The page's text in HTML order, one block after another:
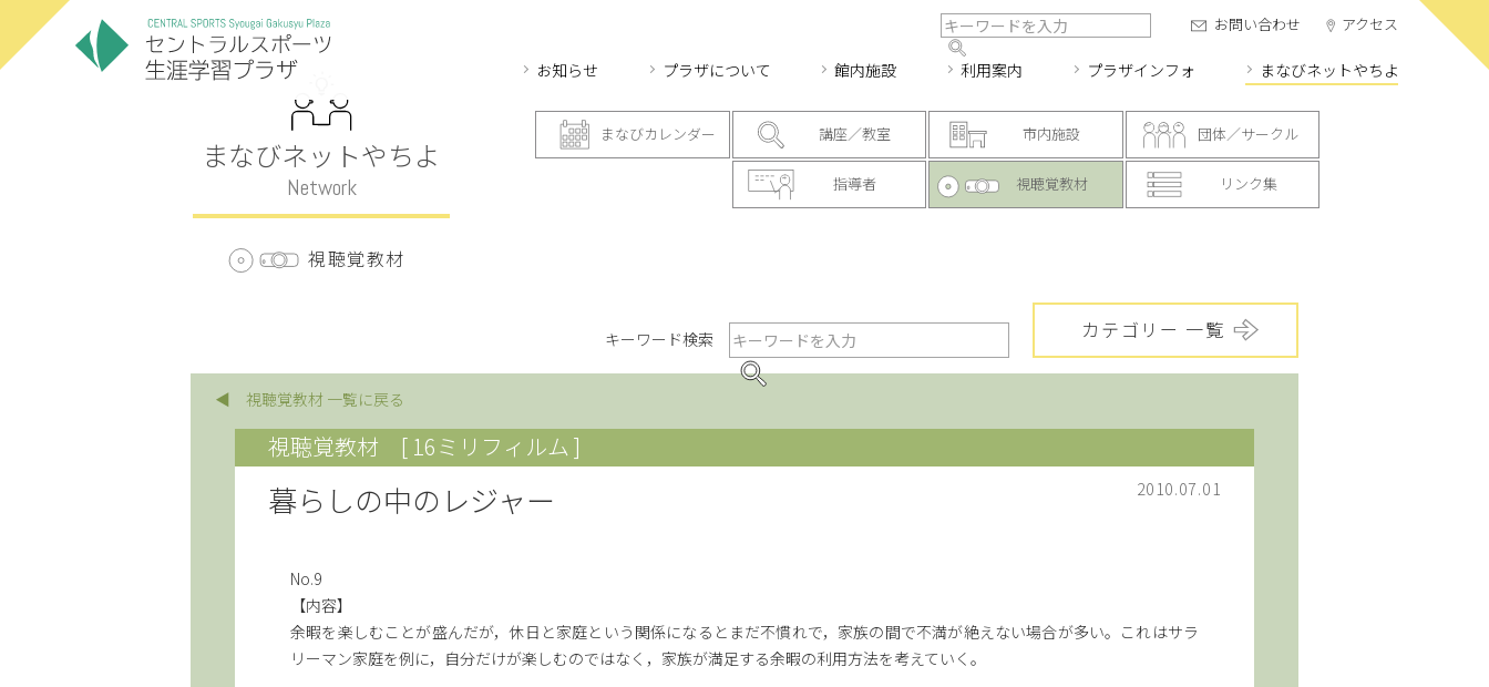
お知らせ プラザについて 館内施設 利用案内 プラザインフォ まなびネットやちよ
お問い合わせ アクセス
まなびネットやちよ
Network
視聴覚教材
まなびカレンダー 講座／教室 市内施設 団体／サークル
指導者 視聴覚教材 リンク集
キーワード検索 カテゴリー 一覧
◀ 視聴覚教材 一覧に戻る
視聴覚教材 [ 16ミリフィルム ]
2010.07.01
暮らしの中のレジャー
No.9
【内容】
余暇を楽しむことが盛んだが，休日と家庭という関係になるとまだ不慣れで，家族の間で不満が絶えない場合が多い。これはサラ
リーマン家庭を例に，自分だけが楽しむのではなく，家族が満足する余暇の利用方法を考えていく。